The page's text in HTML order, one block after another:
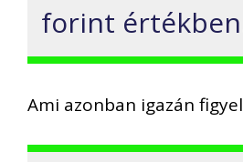
forint
Ami azonban igazán